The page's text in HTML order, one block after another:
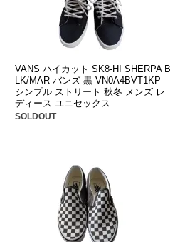
VANS ハイカット SK8-HI SHERPA B
LK/MAR バンズ 黒 VN0A4BVT1KP
シンプル ストリート 秋冬 メンズ レ
ディース ユニセックス
SOLDOUT